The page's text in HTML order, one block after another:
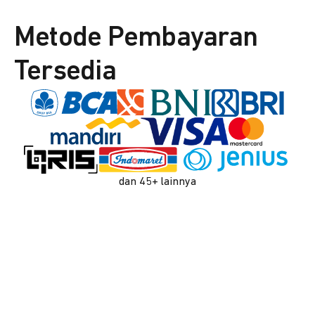
Metode Pembayaran
Tersedia
dan 45+ lainnya